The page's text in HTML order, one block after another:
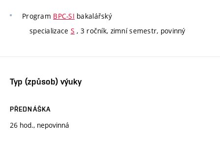
Program BPC-SI bakalářský
specializace S , 3 ročník, zimní semestr, povinný
Typ (způsob) výuky
PŘEDNÁŠKA
26 hod., nepovinná